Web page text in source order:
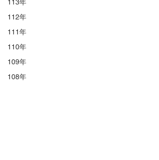
113年
112年
111年
110年
109年
108年